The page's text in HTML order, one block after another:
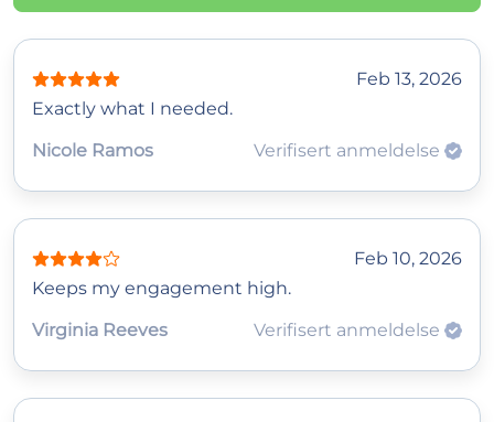
Feb 13, 2026
Exactly what I needed.
Nicole Ramos
Verifisert anmeldelse
Feb 10, 2026
Keeps my engagement high.
Virginia Reeves
Verifisert anmeldelse